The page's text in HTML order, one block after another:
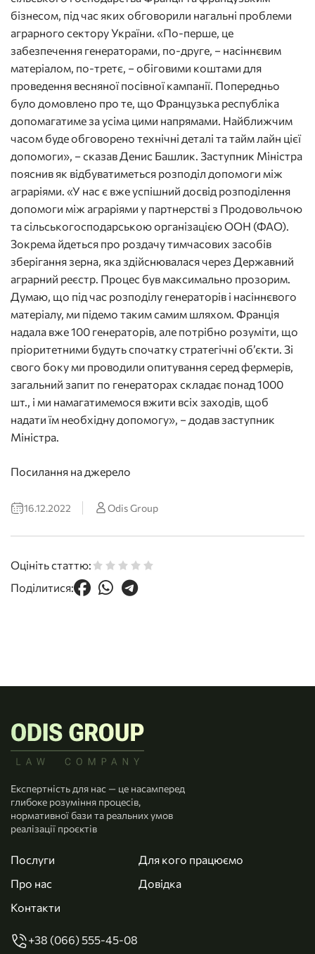
бізнесом, під час яких обговорили нагальні проблеми
аграрного сектору України. «По-перше, це
забезпечення генераторами, по-друге, − насіннєвим
матеріалом, по-третє, − обіговими коштами для
проведення весняної посівної кампанії. Попередньо
було домовлено про те, що Французька республіка
допомагатиме за усіма цими напрямами. Найближчим
часом буде обговорено технічні деталі та тайм лайн цієї
допомоги», − сказав Денис Башлик. Заступник Міністра
пояснив як відбуватиметься розподіл допомоги між
аграріями. «У нас є вже успішний досвід розподілення
допомоги між аграріями у партнерстві з Продовольчою
та сільськогосподарською організацією ООН (ФАО).
Зокрема йдеться про роздачу тимчасових засобів
зберігання зерна, яка здійснювалася через Державний
аграрний реєстр. Процес був максимально прозорим.
Думаю, що під час розподілу генераторів і насіннєвого
матеріалу, ми підемо таким самим шляхом. Франція
надала вже 100 генераторів, але потрібно розуміти, що
пріоритетними будуть спочатку стратегічні об’єкти. Зі
свого боку ми проводили опитування серед фермерів,
загальний запит по генераторах складає понад 1000
шт., і ми намагатимемося вжити всіх заходів, щоб
надати їм необхідну допомогу», − додав заступник
Міністра.
Посилання на джерело
16.12.2022 Odis Group
Оцініть статтю:
Поділитися:
Експертність для нас — це насамперед
глибоке розуміння процесів,
нормативної бази та реальних умов
реалізації проєктів
Послуги
Для кого працюємо
Про нас
Довідка
Контакти
+38 (066) 555-45-08